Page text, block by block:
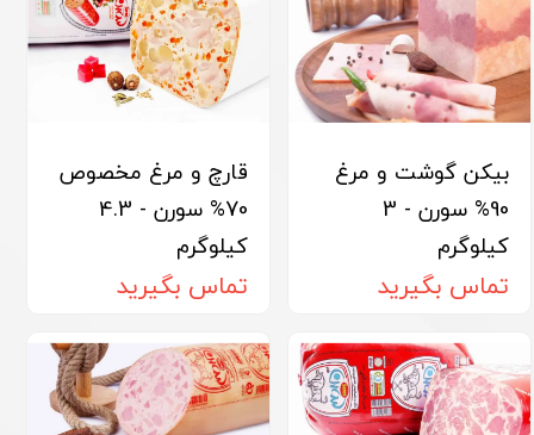
بیکن گوشت و مرغ
90% سورن - 3
کیلوگرم
تماس بگیرید
قارچ و مرغ مخصوص
70% سورن - 4.3
کیلوگرم
تماس بگیرید